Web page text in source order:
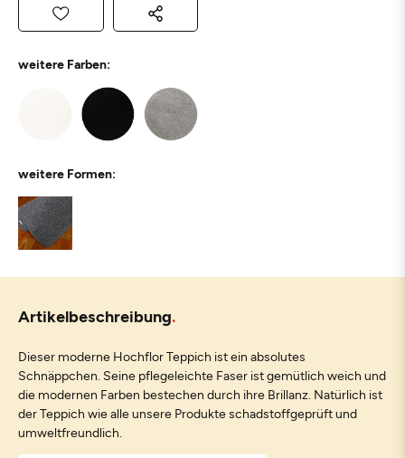
weitere Farben:
weitere Formen:
Artikelbeschreibung
Dieser moderne Hochflor Teppich ist ein absolutes
Schnäppchen. Seine pflegeleichte Faser ist gemütlich weich und
die modernen Farben bestechen durch ihre Brillanz. Natürlich ist
der Teppich wie alle unsere Produkte schadstoffgeprüft und
umweltfreundlich.